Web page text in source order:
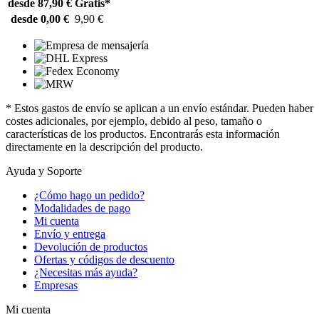
desde 87,90 € Gratis*
desde 0,00 € 9,90 €
* Estos gastos de envío se aplican a un envío estándar. Pueden haber
costes adicionales, por ejemplo, debido al peso, tamaño o
características de los productos. Encontrarás esta información
directamente en la descripción del producto.
Ayuda y Soporte
¿Cómo hago un pedido?
Modalidades de pago
Mi cuenta
Envío y entrega
Devolución de productos
Ofertas y códigos de descuento
¿Necesitas más ayuda?
Empresas
Mi cuenta